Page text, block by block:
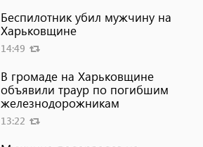
Беспилотник убил мужчину на
Харьковщине
14:49
В громаде на Харьковщине
объявили траур по погибшим
железнодорожникам
13:22